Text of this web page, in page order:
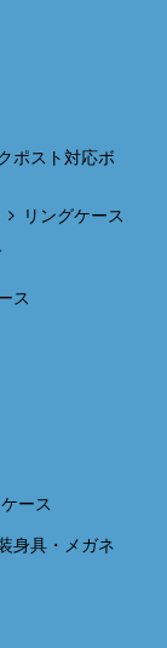
ポスト対応ボ
リングケース
ス
ース
身具・メガネ